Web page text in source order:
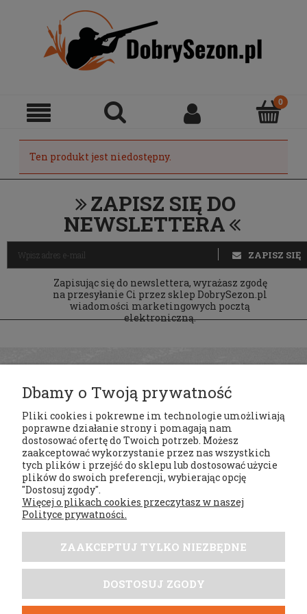
Ten produkt jest niedostępny.
ZAPISZ SIĘ DO
NEWSLETTERA
Zapisując się do newslettera, wyrażasz zgodę
na przesyłanie Ci przez sklep DobrySezon.pl
wiadomości marketingowych pocztą
elektroniczną.
ZAPISZ SIĘ
Regulaminy
Moje konto
Płatności i dostawa
Tabele rozmiarów
DobrySezon.pl
Dbamy o Twoją prywatność
Pliki cookies i pokrewne im technologie umożliwiają
poprawne działanie strony i pomagają nam
dostosować ofertę do Twoich potrzeb. Możesz
zaakceptować wykorzystanie przez nas wszystkich
tych plików i przejść do sklepu lub dostosować użycie
plików do swoich preferencji, wybierając opcję
"Dostosuj zgody".
Więcej o plikach cookies przeczytasz w naszej
Polityce prywatności.
ZAAKCEPTUJ TYLKO NIEZBĘDNE
DOSTOSUJ ZGODY